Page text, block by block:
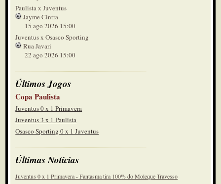
Paulista x Juventus
Jayme Cintra
15 ago 2026 15:00
Juventus x Osasco Sporting
Rua Javari
22 ago 2026 15:00
Últimos Jogos
Copa Paulista
Juventus 0 x 1 Primavera
Juventus 3 x 1 Paulista
Osasco Sporting 0 x 1 Juventus
Últimas Notícias
Juventus 0 x 1 Primavera - Fantasma tira 100% do Moleque Travesso